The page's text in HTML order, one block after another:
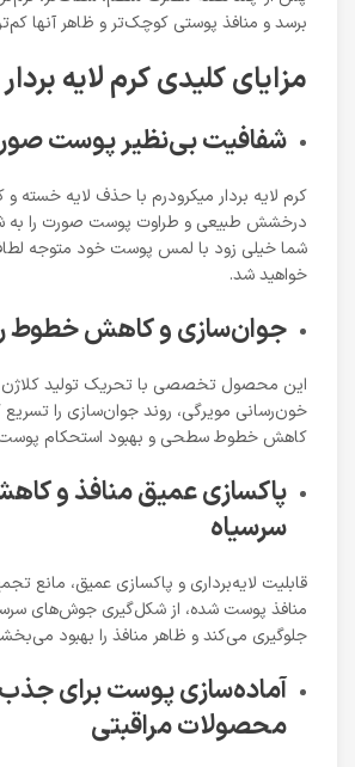
برسد و منافذ پوستی کوچک‌تر و ظاهر آنها
مزایای کلیدی کرم لایه
شفافیت بی‌نظیر پوست
کرم لایه بردار میکرودرم با حذف لایه خسته
درخشش طبیعی و طراوت پوست صورت را به
شما خیلی زود با لمس پوست خود متوجه
خواهید شد.
جوان‌سازی و کاهش خطوط
این محصول تخصصی با تحریک تولید کلاژن
خون‌رسانی مویرگی، روند جوان‌سازی را تسریع
کاهش خطوط سطحی و بهبود استحکام
پاکسازی عمیق منافذ و
سرسیاه
قابلیت لایه‌برداری و پاکسازی عمیق، مانع
منافذ پوست شده، از شکل‌گیری جوش‌های
جلوگیری می‌کند و ظاهر منافذ را بهبود
آماده‌سازی پوست برای
محصولات مراقبتی